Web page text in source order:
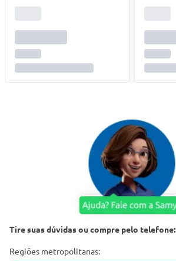
Tire suas dúvidas ou compre pelo telefone:
Regiões metropolitanas: